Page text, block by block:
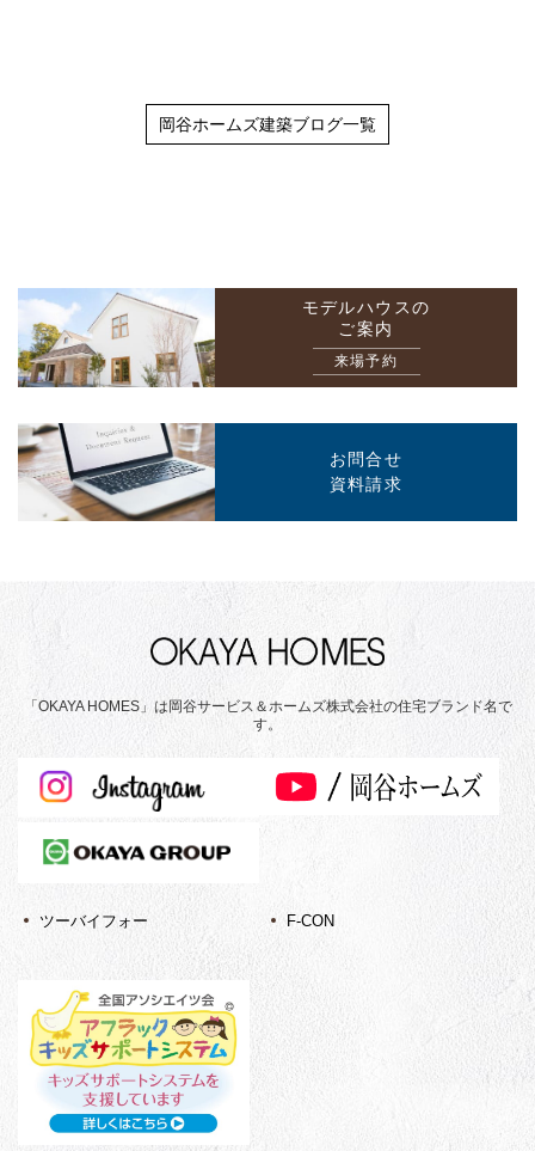
岡谷ホームズ建築ブログ一覧
モデルハウスの
ご案内
来場予約
お問合せ
資料請求
「OKAYA HOMES」は岡谷サービス＆ホームズ株式会社の住宅ブランド名で
す。
ツーバイフォー F-CON